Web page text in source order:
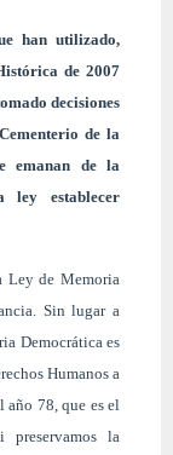
han utilizado,
de 2007
decisiones
de la
emanan de la
ley establecer
Ley de Memoria
Sin lugar a
Democrática es
Humanos a
78, que es el
la